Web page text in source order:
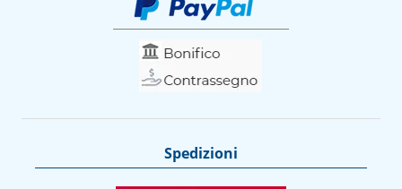
Spedizioni